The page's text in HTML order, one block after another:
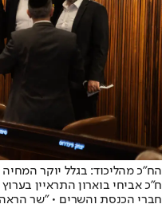
הח"כ מהליכוד: בגלל יוקר
ח"כ אביחי בוארון התראיין